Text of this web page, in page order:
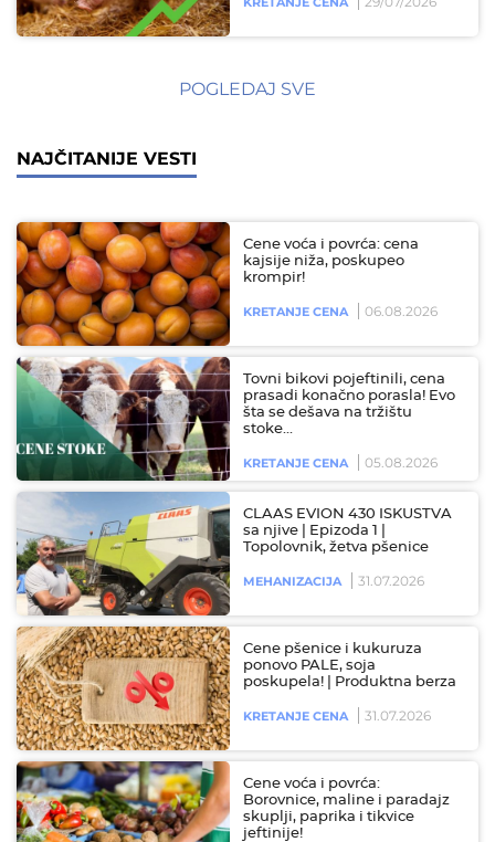
POGLEDAJ SVE
NAJČITANIJE VESTI
Cene voća i povrća: cena
kajsije niža, poskupeo
krompir!
KRETANJE CENA 06.08.2026
Tovni bikovi pojeftinili, cena
prasadi konačno porasla! Evo
šta se dešava na tržištu
stoke…
KRETANJE CENA 05.08.2026
CLAAS EVION 430 ISKUSTVA
sa njive | Epizoda 1 |
Topolovnik, žetva pšenice
MEHANIZACIJA 31.07.2026
Cene pšenice i kukuruza
ponovo PALE, soja
poskupela! | Produktna berza
KRETANJE CENA 31.07.2026
Cene voća i povrća:
Borovnice, maline i paradajz
skuplji, paprika i tikvice
jeftinije!